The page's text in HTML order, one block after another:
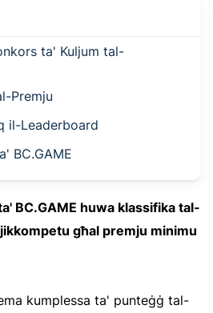
ta' Kuljum tal-
Premju
il-Leaderboard
BC.GAME
BC.GAME huwa klassifika tal-
għal premju minimu
kumplessa ta' punteġġ tal-